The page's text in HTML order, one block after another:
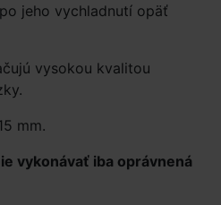
jeho vychladnutí opäť
vysokou kvalitou
mm.
vykonávať iba oprávnená